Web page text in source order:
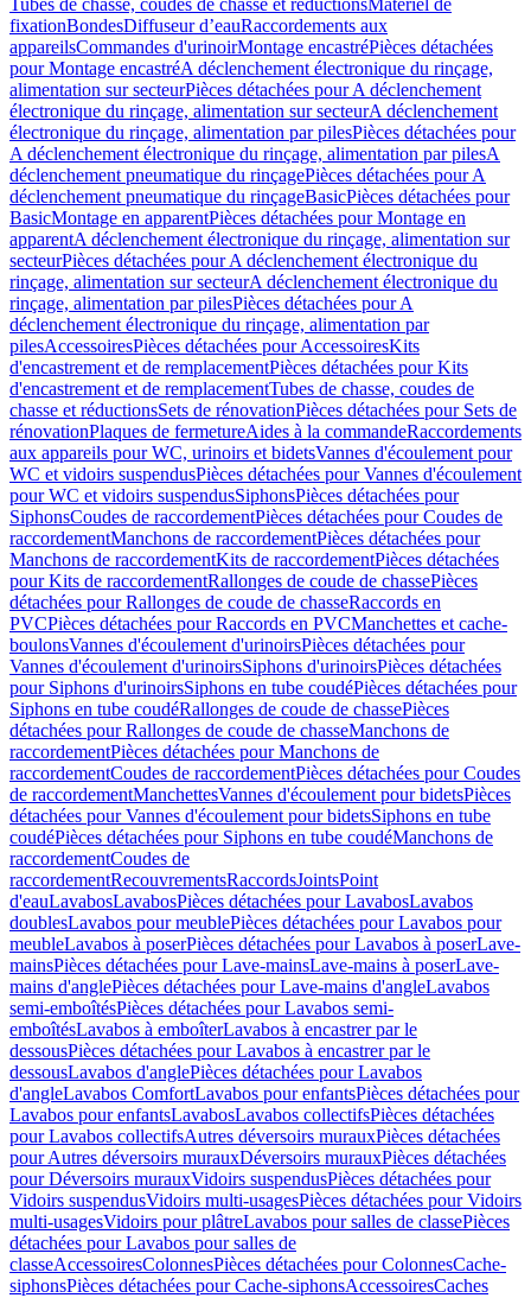
Tubes de chasse, coudes de chasse et réductionsMatériel de
fixationBondesDiffuseur d’eauRaccordements aux
appareilsCommandes d'urinoirMontage encastréPièces détachées
pour Montage encastréA déclenchement électronique du rinçage,
alimentation sur secteurPièces détachées pour A déclenchement
électronique du rinçage, alimentation sur secteurA déclenchement
électronique du rinçage, alimentation par pilesPièces détachées pour
A déclenchement électronique du rinçage, alimentation par pilesA
déclenchement pneumatique du rinçagePièces détachées pour A
déclenchement pneumatique du rinçageBasicPièces détachées pour
BasicMontage en apparentPièces détachées pour Montage en
apparentA déclenchement électronique du rinçage, alimentation sur
secteurPièces détachées pour A déclenchement électronique du
rinçage, alimentation sur secteurA déclenchement électronique du
rinçage, alimentation par pilesPièces détachées pour A
déclenchement électronique du rinçage, alimentation par
pilesAccessoiresPièces détachées pour AccessoiresKits
d'encastrement et de remplacementPièces détachées pour Kits
d'encastrement et de remplacementTubes de chasse, coudes de
chasse et réductionsSets de rénovationPièces détachées pour Sets de
rénovationPlaques de fermetureAides à la commandeRaccordements
aux appareils pour WC, urinoirs et bidetsVannes d'écoulement pour
WC et vidoirs suspendusPièces détachées pour Vannes d'écoulement
pour WC et vidoirs suspendusSiphonsPièces détachées pour
SiphonsCoudes de raccordementPièces détachées pour Coudes de
raccordementManchons de raccordementPièces détachées pour
Manchons de raccordementKits de raccordementPièces détachées
pour Kits de raccordementRallonges de coude de chassePièces
détachées pour Rallonges de coude de chasseRaccords en
PVCPièces détachées pour Raccords en PVCManchettes et cache-
boulonsVannes d'écoulement d'urinoirsPièces détachées pour
Vannes d'écoulement d'urinoirsSiphons d'urinoirsPièces détachées
pour Siphons d'urinoirsSiphons en tube coudéPièces détachées pour
Siphons en tube coudéRallonges de coude de chassePièces
détachées pour Rallonges de coude de chasseManchons de
raccordementPièces détachées pour Manchons de
raccordementCoudes de raccordementPièces détachées pour Coudes
de raccordementManchettesVannes d'écoulement pour bidetsPièces
détachées pour Vannes d'écoulement pour bidetsSiphons en tube
coudéPièces détachées pour Siphons en tube coudéManchons de
raccordementCoudes de
raccordementRecouvrementsRaccordsJointsPoint
d'eauLavabosLavabosPièces détachées pour LavabosLavabos
doublesLavabos pour meublePièces détachées pour Lavabos pour
meubleLavabos à poserPièces détachées pour Lavabos à poserLave-
mainsPièces détachées pour Lave-mainsLave-mains à poserLave-
mains d'anglePièces détachées pour Lave-mains d'angleLavabos
semi-emboîtésPièces détachées pour Lavabos semi-
emboîtésLavabos à emboîterLavabos à encastrer par le
dessousPièces détachées pour Lavabos à encastrer par le
dessousLavabos d'anglePièces détachées pour Lavabos
d'angleLavabos ComfortLavabos pour enfantsPièces détachées pour
Lavabos pour enfantsLavabosLavabos collectifsPièces détachées
pour Lavabos collectifsAutres déversoirs murauxPièces détachées
pour Autres déversoirs murauxDéversoirs murauxPièces détachées
pour Déversoirs murauxVidoirs suspendusPièces détachées pour
Vidoirs suspendusVidoirs multi-usagesPièces détachées pour Vidoirs
multi-usagesVidoirs pour plâtreLavabos pour salles de classePièces
détachées pour Lavabos pour salles de
classeAccessoiresColonnesPièces détachées pour ColonnesCache-
siphonsPièces détachées pour Cache-siphonsAccessoiresCaches